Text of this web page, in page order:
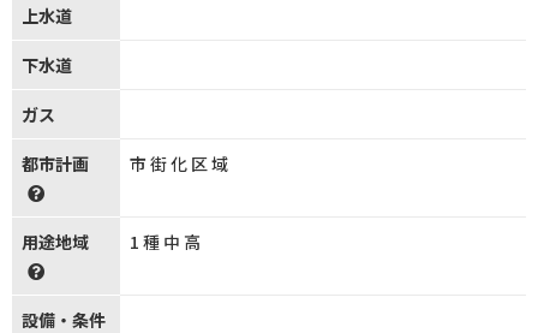
上水道
下水道
ガス
都市計画 市街化区域
用途地域 1種中高
設備・条件